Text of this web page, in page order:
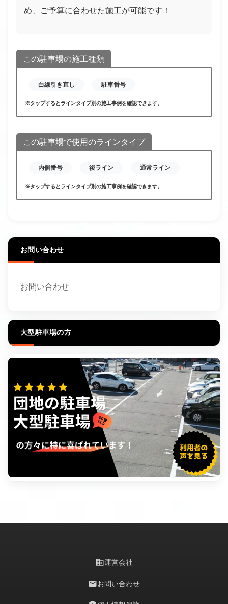
め、ご予算に合わせた施工が可能です！
この駐車場の施工種類
白線引き直し 駐車番号
※タップするとラインタイプ別の施工事例を確認できます。
この駐車場で使用のラインタイプ
内側番号 後ライン 通常ライン
※タップするとラインタイプ別の施工事例を確認できます。
お問い合わせ
お問い合わせ
大型駐車場の方
business運営会社
mailお問い合わせ